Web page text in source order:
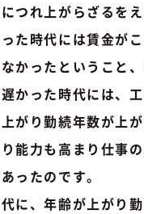
つれ上がらざるをえ
た時代には賃金が
かったということ
かった時代には、
がり勤続年数が上
能力も高まり仕事
ったのです。
に、年齢が上がり